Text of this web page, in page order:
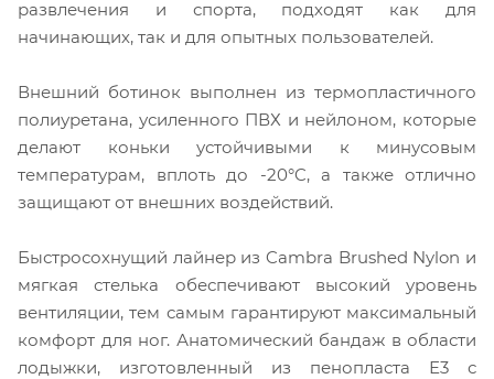
развлечения и спорта, подходят как для
начинающих, так и для опытных пользователей.
Внешний ботинок выполнен из термопластичного
полиуретана, усиленного ПВХ и нейлоном, которые
делают коньки устойчивыми к минусовым
температурам, вплоть до -20°C, а также отлично
защищают от внешних воздействий.
Быстросохнущий лайнер из Cambra Brushed Nylon и
мягкая стелька обеспечивают высокий уровень
вентиляции, тем самым гарантируют максимальный
комфорт для ног. Анатомический бандаж в области
лодыжки, изготовленный из пенопласта Е3 с